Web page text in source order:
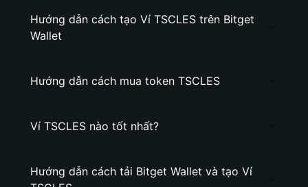
Hướng dẫn cách tạo Ví TSCLES trên Bitget
Wallet
Hướng dẫn cách mua token TSCLES
Ví TSCLES nào tốt nhất?
Hướng dẫn cách tải Bitget Wallet và tạo Ví